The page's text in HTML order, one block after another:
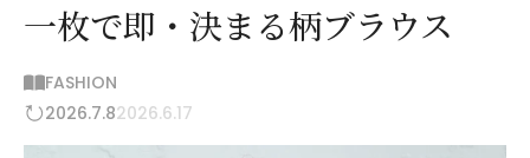
一枚で即・決まる柄ブラウス
FASHION
2026.7.82026.6.17